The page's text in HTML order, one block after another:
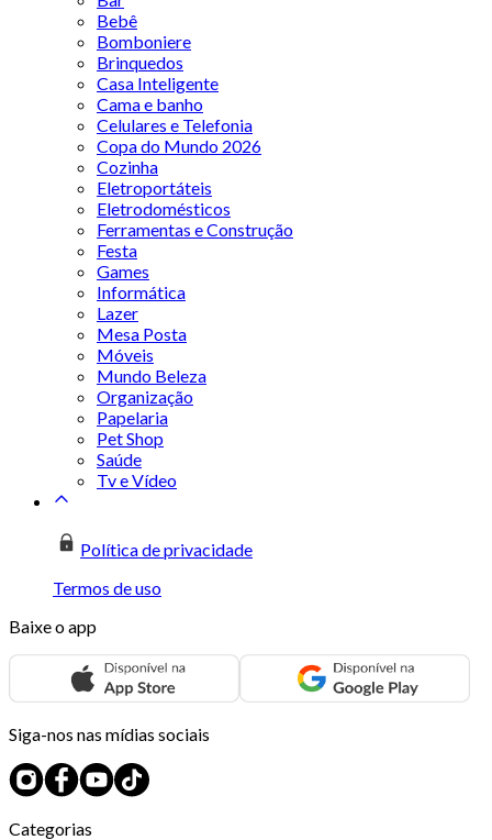
Bebê
Bomboniere
Brinquedos
Casa Inteligente
Cama e banho
Celulares e Telefonia
Copa do Mundo 2026
Cozinha
Eletroportáteis
Eletrodomésticos
Ferramentas e Construção
Festa
Games
Informática
Lazer
Mesa Posta
Móveis
Mundo Beleza
Organização
Papelaria
Pet Shop
Saúde
Tv e Vídeo
Política de privacidade
Termos de uso
Baixe o app
Siga-nos nas mídias sociais
Categorias